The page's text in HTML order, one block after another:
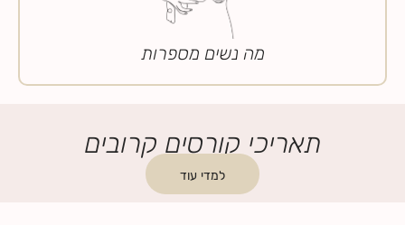
מה נשים מספרות
תאריכי קורסים קרובים
למדי עוד